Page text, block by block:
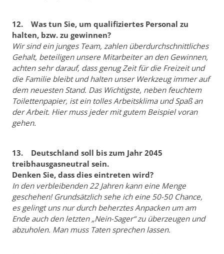
12. Was tun Sie, um qualifiziertes Personal zu
halten, bzw. zu gewinnen?
Wir sind ein junges Team, zahlen überdurchschnittliches
Gehalt, beteiligen unsere Mitarbeiter an den Gewinnen,
achten sehr darauf, dass genug Zeit für die Freizeit und
die Familie bleibt und halten unser Werkzeug immer auf
dem neuesten Stand. Das Wichtigste, neben feuchtem
Toilettenpapier, ist ein tolles Arbeitsklima und Spaß an
der Arbeit. Hier muss jeder mit gutem Beispiel voran
gehen.
13. Deutschland soll bis zum Jahr 2045
treibhausgasneutral sein.
Denken Sie, dass dies eintreten wird?
In den verbleibenden 22 Jahren kann eine Menge
geschehen! Grundsätzlich sehe ich eine 50-50 Chance,
es gelingt uns nur durch beherztes Anpacken um am
Ende auch den letzten „Nein-Sager“ zu überzeugen und
abzuholen. Man muss Taten sprechen lassen.